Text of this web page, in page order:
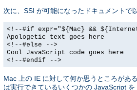
次に、SSI が可能になったドキュメントで
<!--#if expr="${Mac} &&
Apologetic text goes here
<!--#else -->
Cool JavaScript code goes here
<!--#endif -->
Mac 上の IE に対して何か思うところがあ
は実行できているいくつかの JavaScript